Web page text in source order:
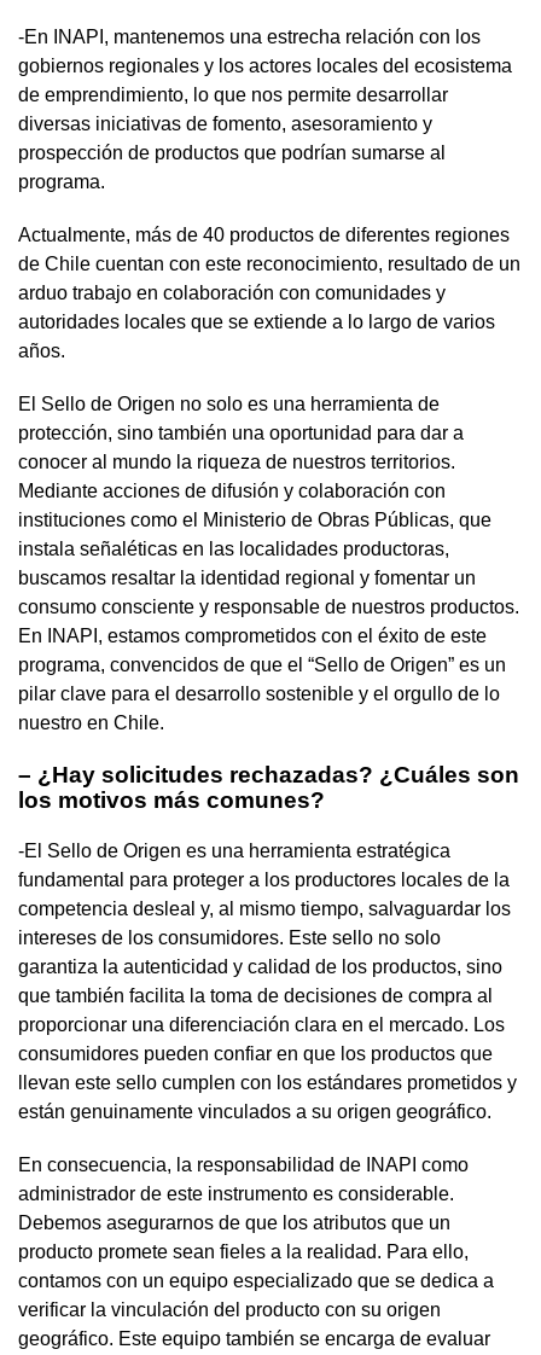
-En INAPI, mantenemos una estrecha relación con los
gobiernos regionales y los actores locales del ecosistema
de emprendimiento, lo que nos permite desarrollar
diversas iniciativas de fomento, asesoramiento y
prospección de productos que podrían sumarse al
programa.
Actualmente, más de 40 productos de diferentes regiones
de Chile cuentan con este reconocimiento, resultado de un
arduo trabajo en colaboración con comunidades y
autoridades locales que se extiende a lo largo de varios
años.
El Sello de Origen no solo es una herramienta de
protección, sino también una oportunidad para dar a
conocer al mundo la riqueza de nuestros territorios.
Mediante acciones de difusión y colaboración con
instituciones como el Ministerio de Obras Públicas, que
instala señaléticas en las localidades productoras,
buscamos resaltar la identidad regional y fomentar un
consumo consciente y responsable de nuestros productos.
En INAPI, estamos comprometidos con el éxito de este
programa, convencidos de que el “Sello de Origen” es un
pilar clave para el desarrollo sostenible y el orgullo de lo
nuestro en Chile.
– ¿Hay solicitudes rechazadas? ¿Cuáles son
los motivos más comunes?
-El Sello de Origen es una herramienta estratégica
fundamental para proteger a los productores locales de la
competencia desleal y, al mismo tiempo, salvaguardar los
intereses de los consumidores. Este sello no solo
garantiza la autenticidad y calidad de los productos, sino
que también facilita la toma de decisiones de compra al
proporcionar una diferenciación clara en el mercado. Los
consumidores pueden confiar en que los productos que
llevan este sello cumplen con los estándares prometidos y
están genuinamente vinculados a su origen geográfico.
En consecuencia, la responsabilidad de INAPI como
administrador de este instrumento es considerable.
Debemos asegurarnos de que los atributos que un
producto promete sean fieles a la realidad. Para ello,
contamos con un equipo especializado que se dedica a
verificar la vinculación del producto con su origen
geográfico. Este equipo también se encarga de evaluar